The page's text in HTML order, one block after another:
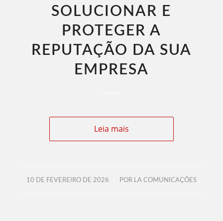
SOLUCIONAR E
PROTEGER A
REPUTAÇÃO DA SUA
EMPRESA
Leia mais
10 DE FEVEREIRO DE 2026
/ POR LA COMUNICAÇÕES